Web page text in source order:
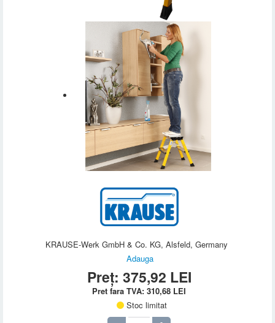
KRAUSE-Werk GmbH & Co. KG, Alsfeld, Germany
Adauga
Preț: 375,92 LEI
Pret fara TVA:310,68 LEI
Stoc limitat